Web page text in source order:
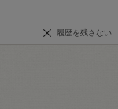
履歴を残さない